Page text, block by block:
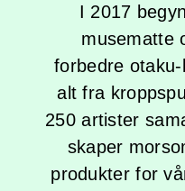
I 2017
musematte
forbedre
alt fra
250 artister
skaper
produkter for